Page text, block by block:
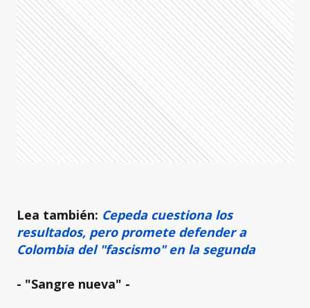
Lea también: Cepeda cuestiona los
resultados, pero promete defender a
Colombia del "fascismo" en la segunda
- "Sangre nueva" -